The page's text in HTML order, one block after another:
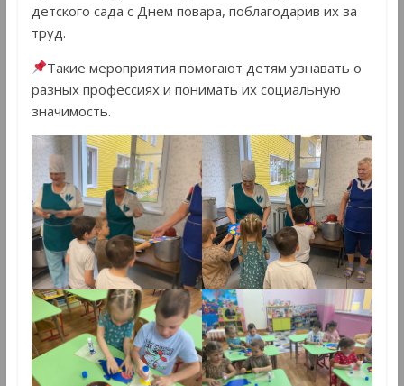
детского сада с Днем повара, поблагодарив их за
труд.
Такие мероприятия помогают детям узнавать о
разных профессиях и понимать их социальную
значимость.